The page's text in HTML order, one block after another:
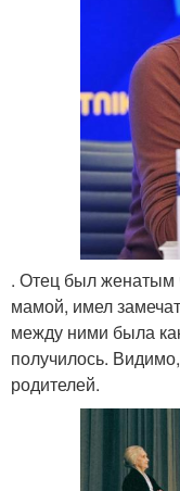
. Отец был женатым
мамой, имел
между ними была
получилось.
родителей.